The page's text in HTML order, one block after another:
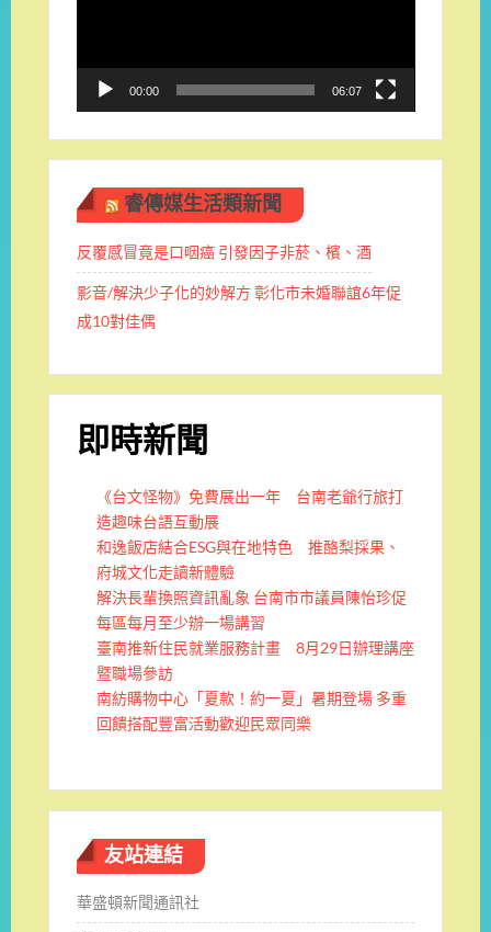
00:00 06:07
睿傳媒生活類新聞
反覆感冒竟是口咽癌 引發因子非菸、檳、酒
影音/解決少子化的妙解方 彰化市未婚聯誼6年促
成10對佳偶
即時新聞
《台文怪物》免費展出一年 台南老爺行旅打
造趣味台語互動展
和逸飯店結合ESG與在地特色 推酪梨採果、
府城文化走讀新體驗
解決長輩換照資訊亂象 台南市市議員陳怡珍促
每區每月至少辦一場講習
臺南推新住民就業服務計畫 8月29日辦理講座
暨職場參訪
南紡購物中心「夏款！約一夏」暑期登場 多重
回饋搭配豐富活動歡迎民眾同樂
友站連結
華盛頓新聞通訊社